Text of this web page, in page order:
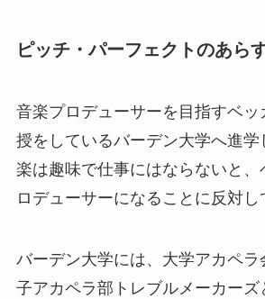
ピッチ・パーフェクトのあら
音楽プロデューサーを目指すベッ
授をしているバーデン大学へ進
楽は趣味で仕事にはならないと
ロデューサーになることに反対し
バーデン大学には、大学アカペラ
子アカペラ部トレブルメーカー